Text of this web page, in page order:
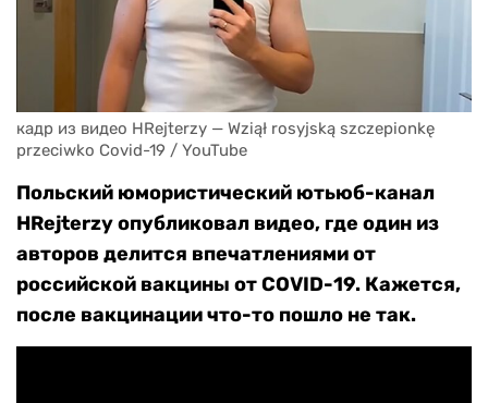
кадр из видео HRejterzy — Wziął rosyjską szczepionkę
przeciwko Covid-19 / YouTube
Польский юмористический ютьюб-канал
HRejterzy опубликовал видео, где один из
авторов делится впечатлениями от
российской вакцины от COVID-19. Кажется,
после вакцинации что-то пошло не так.